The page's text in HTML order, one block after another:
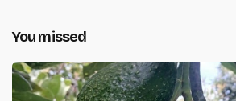
You missed